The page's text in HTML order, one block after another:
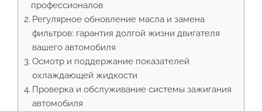
профессионалов
Регулярное обновление масла и замена
фильтров: гарантия долгой жизни двигателя
вашего автомобиля
Осмотр и поддержание показателей
охлаждающей жидкости
Проверка и обслуживание системы зажигания
автомобиля